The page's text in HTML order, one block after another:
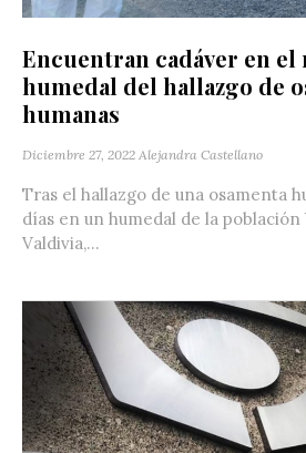
Encuentran cadáver en el
humedal del hallazgo de
humanas
Diciembre 27, 2022 Alejandra Castellano
Tras el hallazgo de una osamenta
días en un humedal de la población
Valdivia,...